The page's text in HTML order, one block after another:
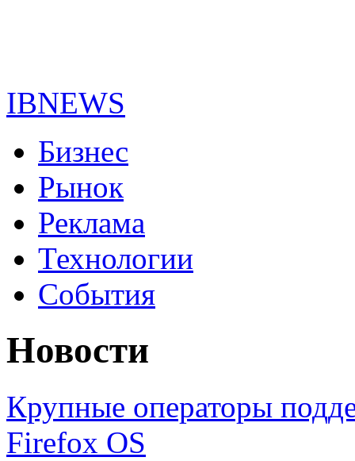
IBNEWS
Бизнес
Рынок
Реклама
Технологии
События
Новости
Крупные операторы
Firefox OS